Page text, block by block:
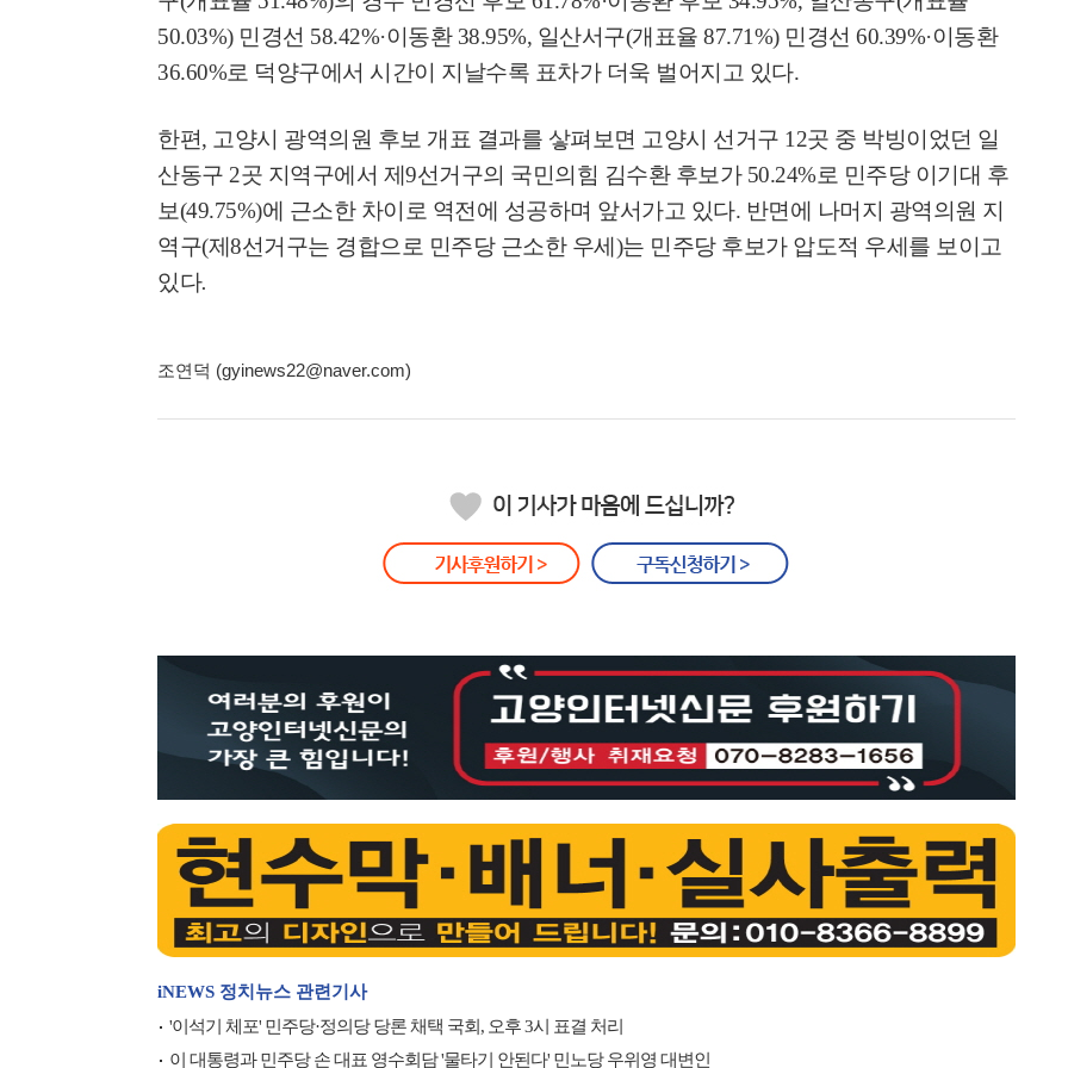
50.03%) 민경선 58.42%·이동환 38.95%, 일산서구(개표율 87.71%) 민경선 60.39%·이동환
36.60%로 덕양구에서 시간이 지날수록 표차가 더욱 벌어지고 있다.
한편, 고양시 광역의원 후보 개표 결과를 샇펴보면 고양시 선거구 12곳 중 박빙이었던 일
산동구 2곳 지역구에서 제 9선거구의 국민의힘 김수환 후보가 50.24%로 민주당 이기대 후
보(49.75%)에 근소한 차이로 역전에 성공하며 앞서가고 있다. 반면에 나머지 광역의원 지
역구(제 8선거구는 경합으로 민주당 근소한 우세 )는 민주당 후보가 압도적 우세를 보이고
있다.
조연덕 (gyinews22@naver.com)
iNEWS 정치뉴스 관련기사
'이석기 체포' 민주당·정의당 당론 채택 국회, 오후 3시 표결 처리
이 대통령과 민주당 손 대표 영수회담 '물타기 안된다' 민노당 우위영 대변인